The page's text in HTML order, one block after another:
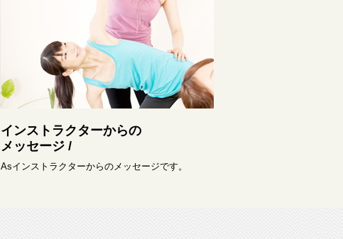
インストラクターからの
メッセージ /
Asインストラクターからのメッセージです。